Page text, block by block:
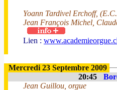
Yoann Tardivel Erchoff,
Jean François Michel,
Lien :
Mercredi 23 Septembre 2009
20:45
Jean Guillou, orgue